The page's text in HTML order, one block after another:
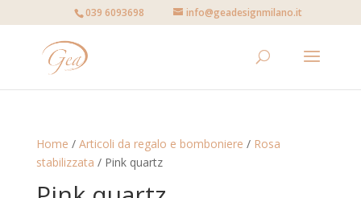
039 6093698 info@geadesignmilano.it
Home / Articoli da regalo e bomboniere / Rosa
stabilizzata / Pink quartz